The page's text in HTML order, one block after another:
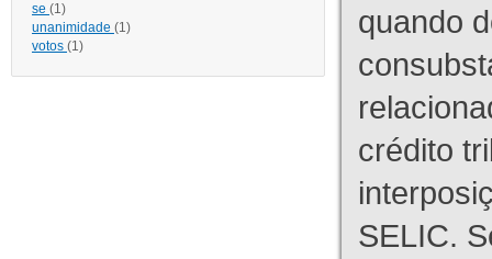
se (1)
unanimidade (1)
votos (1)
quando
crédito
SELIC.